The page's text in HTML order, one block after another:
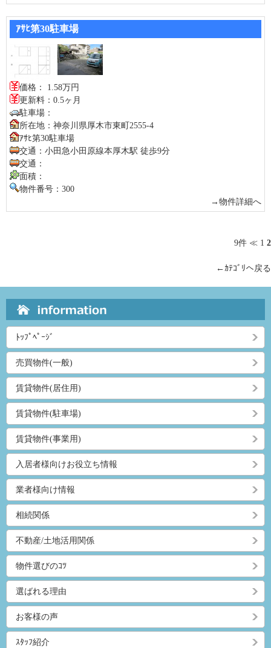
ｱｻﾋ第30駐車場
価格： 1.58万円
更新料：0.5ヶ月
駐車場：
所在地：神奈川県厚木市東町2555-4
ｱｻﾋ第30駐車場
交通：小田急小田原線本厚木駅 徒歩9分
交通：
面積：
物件番号：300
→物件詳細へ
9件 ≪ 1 2
←ｶﾃｺﾞﾘへ戻る
ﾄｯﾌﾟﾍﾟｰｼﾞ
売買物件(一般)
賃貸物件(居住用)
賃貸物件(駐車場)
賃貸物件(事業用)
入居者様向けお役立ち情報
業者様向け情報
相続関係
不動産/土地活用関係
物件選びのｺﾂ
選ばれる理由
お客様の声
ｽﾀｯﾌ紹介